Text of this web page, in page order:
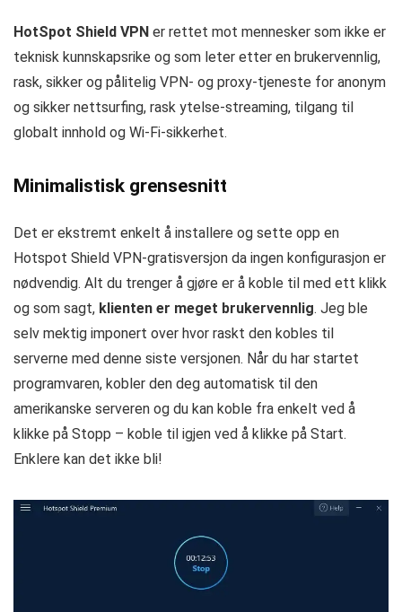
HotSpot Shield VPN er rettet mot mennesker som ikke er
teknisk kunnskapsrike og som leter etter en brukervennlig,
rask, sikker og pålitelig VPN- og proxy-tjeneste for anonym
og sikker nettsurfing, rask ytelse-streaming, tilgang til
globalt innhold og Wi-Fi-sikkerhet.
Minimalistisk grensesnitt
Det er ekstremt enkelt å installere og sette opp en
Hotspot Shield VPN-gratisversjon da ingen konfigurasjon er
nødvendig. Alt du trenger å gjøre er å koble til med ett klikk
og som sagt, klienten er meget brukervennlig. Jeg ble
selv mektig imponert over hvor raskt den kobles til
serverne med denne siste versjonen. Når du har startet
programvaren, kobler den deg automatisk til den
amerikanske serveren og du kan koble fra enkelt ved å
klikke på Stopp – koble til igjen ved å klikke på Start.
Enklere kan det ikke bli!